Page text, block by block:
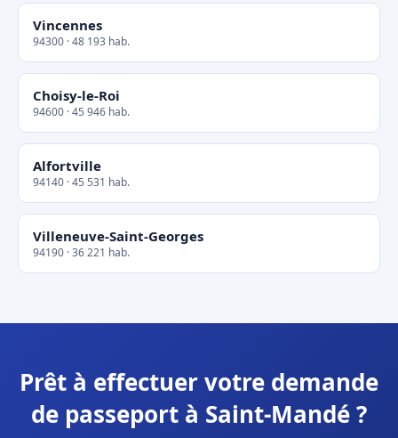
Vincennes
94300 · 48 193 hab.
Choisy-le-Roi
94600 · 45 946 hab.
Alfortville
94140 · 45 531 hab.
Villeneuve-Saint-Georges
94190 · 36 221 hab.
Prêt à effectuer votre demande
de passeport à Saint-Mandé ?